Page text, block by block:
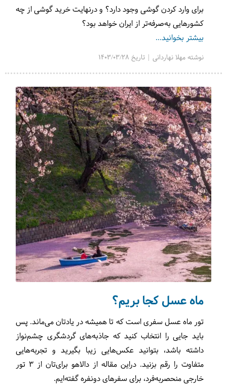
برای وارد کردن گوشی وجود دارد؟ و در‌نهایت خرید گوشی از چه
کشورهایی به‌صرفه‌تر از ایران خواهد بود؟
بیشتر بخوانید...
نوشته مهلا نهاردانی | تاریخ 1403/03/28
ماه عسل کجا بریم؟
تور ماه عسل سفری است که تا همیشه در یادتان می‌ماند. پس
باید جایی را انتخاب کنید که جاذبه‌های گردشگری چشم‌نواز
داشته باشد، بتوانید عکس‌هایی زیبا بگیرید و تجربه‌هایی
متفاوت را رقم بزنید. دراین مقاله از دالاهو برای‌تان از 3 تور
خارجی منحصربه‌فرد، برای سفرهای دونفره گفته‌ایم.